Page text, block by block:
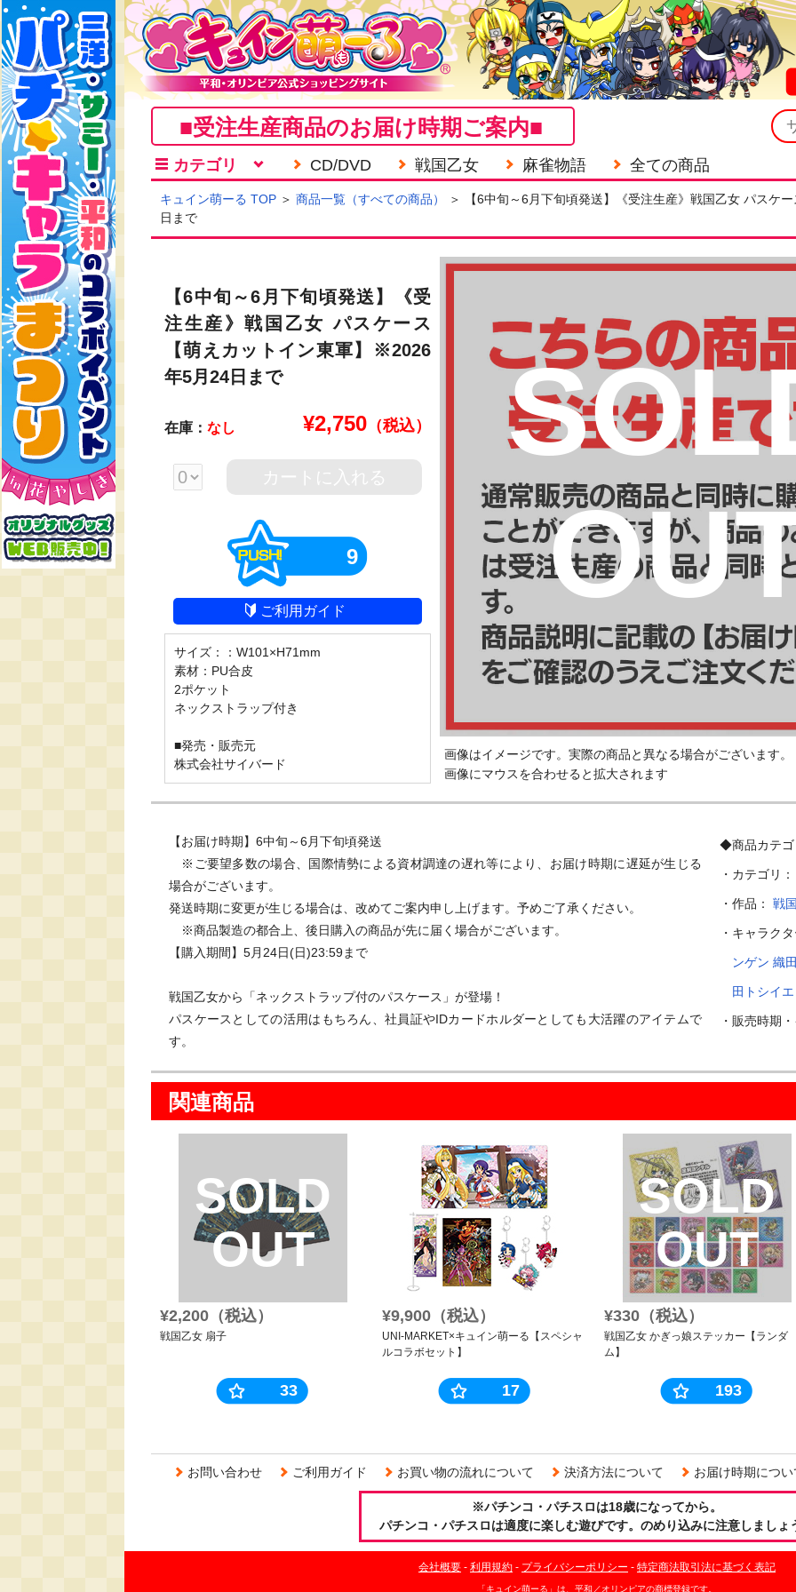
■受注生産商品のお届け時期ご案内■
カテゴリ CD/DVD 戦国乙女 麻雀物語 全ての商品
キュイン萌ーる TOP ＞ 商品一覧（すべての商品）
＞ 【6中旬～6月下旬頃発送】《受注生産》戦国乙女 パスケ
日まで
【6中旬～6月下旬頃発送】《受
注生産》戦国乙女 パスケース
【萌えカットイン東軍】※2026
年5月24日まで
在庫： なし ¥2,750 （税込）
カートに入れる
9
ご利用ガイド
サイズ：：W101×H71mm
素材：PU合皮
2ポケット
ネックストラップ付き
■発売・販売元
株式会社サイバード
画像はイメージです。実際の商品と異なる場合がございます。
画像にマウスを合わせると拡大されます
【お届け時期】6中旬～6月下旬頃発送
※ご要望多数の場合、国際情勢による資材調達の遅れ等により、お届け時期に遅延が生じる
場合がございます。
発送時期に変更が生じる場合は、改めてご案内申し上げます。予めご了承ください。
※商品製造の都合上、後日購入の商品が先に届く場合がございます。
【購入期間】5月24日(日)23:59まで
戦国乙女から「ネックストラップ付のパスケース」が登場！
パスケースとしての活用はもちろん、社員証やIDカードホルダーとしても大活躍のアイテムで
す。
◆商品カテゴ
・カテゴリ
・作品： 戦
・キャラク
ンゲン 織
田トシイエ
・販売時期
関連商品
SOLD
OUT
¥2,200（税込）
戦国乙女 扇子
33
¥9,900（税込）
UNI-MARKET×キュイン萌ーる【スペシャ
ルコラボセット】
17
SOLD
OUT
¥330（税込）
戦国乙女 かぎっ娘ステッカー【ランダ
ム】
193
お問い合わせ ご利用ガイド お買い物の流れについて 決済方法について お届け時期につい
※パチンコ・パチスロは18歳になってから。
パチンコ・パチスロは適度に楽しむ遊びです。のめり込みに注意しましょ
会社概要 - 利用規約 - プライバシーポリシー - 特定商法取引法に基づく表記
「キュイン萌ーる」は、平和／オリンピアの商標登録です。